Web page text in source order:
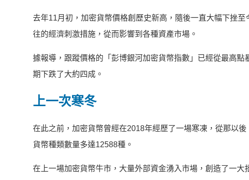
去年11月初，加密貨幣價格創歷史新高，隨後一直大幅下挫
往的經濟刺激措施，從而影響到各種資產市場。
據報導，跟蹤價格的「彭博銀河加密貨幣指數」已經從最高
期下跌了大約四成。
上一次寒冬
在此之前，加密貨幣曾經在2018年經歷了一場寒凍，從那以
貨幣種類數量多達12588種。
在上一場加密貨幣牛市，大量外部資金湧入市場，創造了一